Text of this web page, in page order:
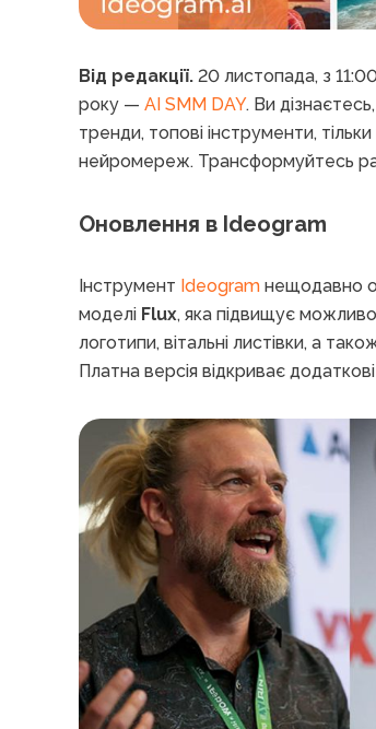
Від редакції. 20 листопада, з
року — AI SMM DAY. Ви
тренди, топові інструменти,
нейромереж. Трансформуйтесь
Оновлення в Ideogram
Інструмент Ideogram нещодавно
моделі Flux, яка підвищує
логотипи, вітальні листівки, а
Платна версія відкриває